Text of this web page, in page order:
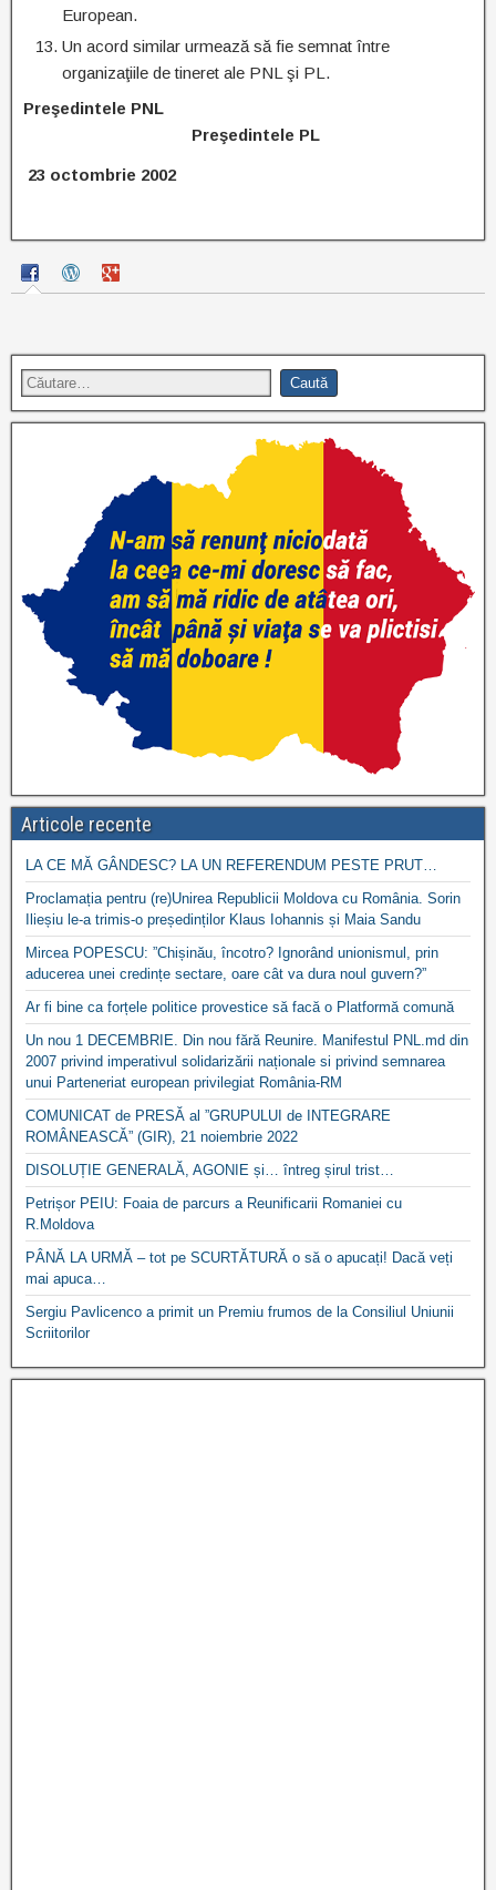
European.
Un acord similar urmează să fie semnat între
organizaţiile de tineret ale PNL şi PL.
Preşedintele PNL
Preşedintele PL
23 octombrie 2002
Articole recente
LA CE MĂ GÂNDESC? LA UN REFERENDUM PESTE PRUT…
Proclamația pentru (re)Unirea Republicii Moldova cu România. Sorin
Ilieșiu le-a trimis-o președinților Klaus Iohannis și Maia Sandu
Mircea POPESCU: ”Chișinău, încotro? Ignorând unionismul, prin
aducerea unei credințe sectare, oare cât va dura noul guvern?”
Ar fi bine ca forțele politice provestice să facă o Platformă comună
Un nou 1 DECEMBRIE. Din nou fără Reunire. Manifestul PNL.md din
2007 privind imperativul solidarizării naționale si privind semnarea
unui Parteneriat european privilegiat România-RM
COMUNICAT de PRESĂ al ”GRUPULUI de INTEGRARE
ROMÂNEASCĂ” (GIR), 21 noiembrie 2022
DISOLUȚIE GENERALĂ, AGONIE și… întreg șirul trist…
Petrișor PEIU: Foaia de parcurs a Reunificarii Romaniei cu
R.Moldova
PÂNĂ LA URMĂ – tot pe SCURTĂTURĂ o să o apucați! Dacă veți
mai apuca…
Sergiu Pavlicenco a primit un Premiu frumos de la Consiliul Uniunii
Scriitorilor